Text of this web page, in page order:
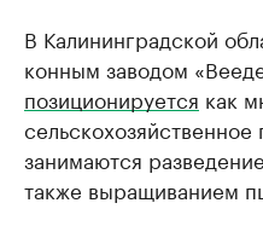
В Калининградской
конным заводом
позиционируется как
занимаются
также выращиванием